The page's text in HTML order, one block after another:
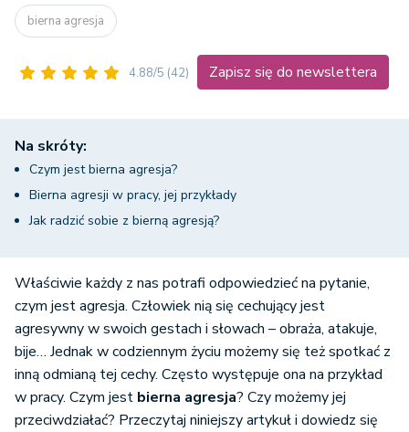
bierna agresja
4.88/5 (42) Zapisz się do newslettera
Na skróty:
Czym jest bierna agresja?
Bierna agresji w pracy, jej przykłady
Jak radzić sobie z bierną agresją?
Właściwie każdy z nas potrafi odpowiedzieć na pytanie,
czym jest agresja. Człowiek nią się cechujący jest
agresywny w swoich gestach i słowach – obraża, atakuje,
bije… Jednak w codziennym życiu możemy się też spotkać z
inną odmianą tej cechy. Często występuje ona na przykład
w pracy. Czym jest bierna agresja? Czy możemy jej
przeciwdziałać? Przeczytaj niniejszy artykuł i dowiedz się